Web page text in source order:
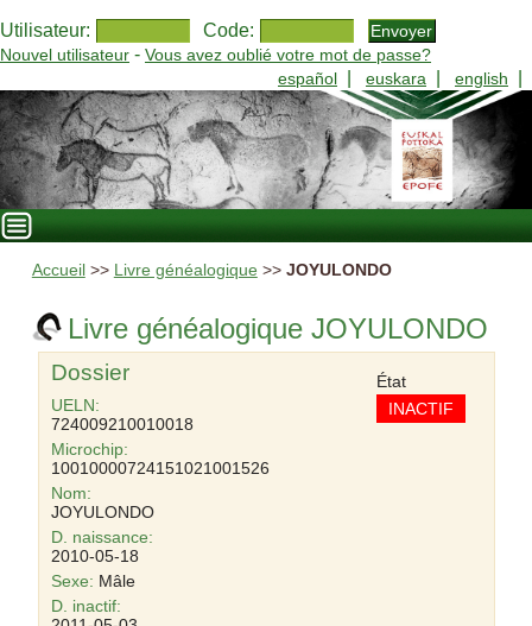
Utilisateur: Code:
Nouvel utilisateur - Vous avez oublié votre mot de passe?
español
euskara english
Accueil >> Livre généalogique >> JOYULONDO
Livre généalogique JOYULONDO
Dossier
UELN:
724009210010018
Microchip:
10010000724151021001526
Nom:
JOYULONDO
D. naissance:
2010-05-18
Sexe: Mâle
État
INACTIF
D. inactif: